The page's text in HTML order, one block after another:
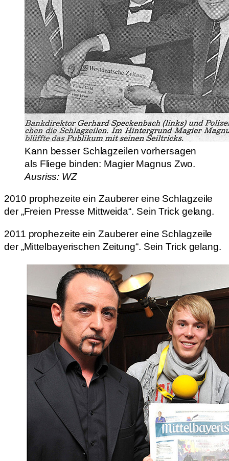
Kann besser Schlagzeilen vorhersagen
als Fliege binden: Magier Magnus Zwo.
Ausriss: WZ
2010 prophezeite ein Zauberer eine Schlagzeile
der „Freien Presse Mittweida“. Sein Trick gelang.
2011 prophezeite ein Zauberer eine Schlagzeile
der „Mittelbayerischen Zeitung“. Sein Trick gelang.